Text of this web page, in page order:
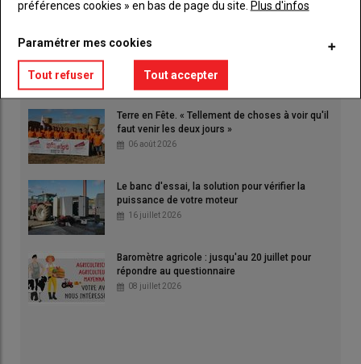
Bienvenue à la Ferme : la chèvrerie de la
Terre en Fête. « Tellement de choses à voir qu'il
faut venir les deux jours »
06 août 2026
Le banc d'essai, la solution pour vérifier la
puissance de votre moteur
16 juillet 2026
Baromètre agricole : jusqu'au 20 juillet pour
répondre au questionnaire
08 juillet 2026
préférences cookies » en bas de page du site. Plus d'infos
Paramétrer mes cookies
Tout refuser Tout accepter